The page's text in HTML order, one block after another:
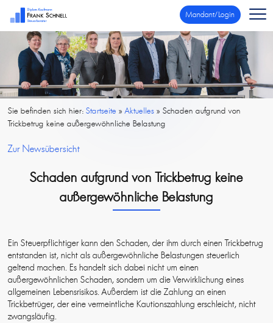
Mandant/Login
Sie befinden sich hier:Startseite »Aktuelles »Schaden aufgrund von
Trickbetrug keine außergewöhnliche Belastung
Zur Newsübersicht
Schaden aufgrund von Trickbetrug keine
außergewöhnliche Belastung
Ein Steuerpflichtiger kann den Schaden, der ihm durch einen Trickbetrug
entstanden ist, nicht als außergewöhnliche Belastungen steuerlich
geltend machen. Es handelt sich dabei nicht um einen
außergewöhnlichen Schaden, sondern um die Verwirklichung eines
allgemeinen Lebensrisikos. Außerdem ist die Zahlung an einen
Trickbetrüger, der eine vermeintliche Kautionszahlung erschleicht, nicht
zwangsläufig.